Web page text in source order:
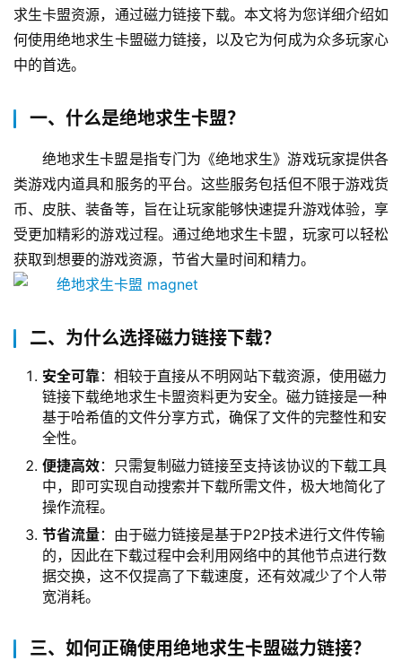
求生卡盟资源，通过磁力链接下载。本文将为您详细介绍如
何使用绝地求生卡盟磁力链接，以及它为何成为众多玩家心
中的首选。
一、什么是绝地求生卡盟？
绝地求生卡盟是指专门为《绝地求生》游戏玩家提供各
类游戏内道具和服务的平台。这些服务包括但不限于游戏货
币、皮肤、装备等，旨在让玩家能够快速提升游戏体验，享
受更加精彩的游戏过程。通过绝地求生卡盟，玩家可以轻松
获取到想要的游戏资源，节省大量时间和精力。
二、为什么选择磁力链接下载？
安全可靠：相较于直接从不明网站下载资源，使用磁力
链接下载绝地求生卡盟资料更为安全。磁力链接是一种
基于哈希值的文件分享方式，确保了文件的完整性和安
全性。
便捷高效：只需复制磁力链接至支持该协议的下载工具
中，即可实现自动搜索并下载所需文件，极大地简化了
操作流程。
节省流量：由于磁力链接是基于P2P技术进行文件传输
的，因此在下载过程中会利用网络中的其他节点进行数
据交换，这不仅提高了下载速度，还有效减少了个人带
宽消耗。
三、如何正确使用绝地求生卡盟磁力链接？